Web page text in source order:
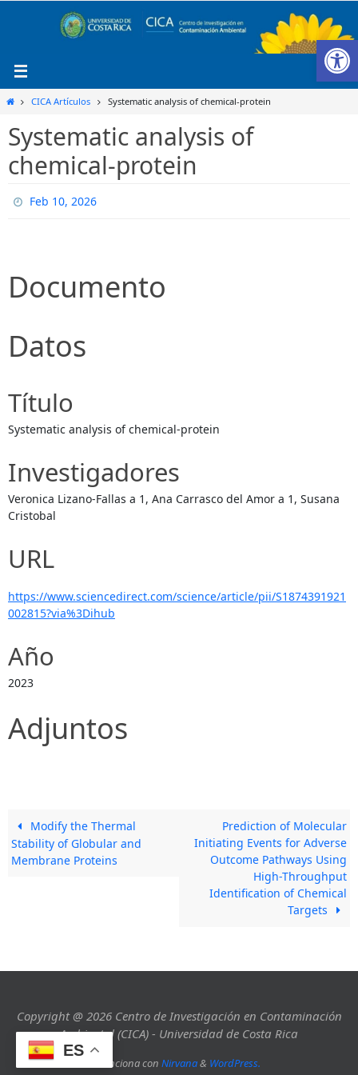
InicioCICA Artículos Systematic analysis of chemical-protein
Systematic analysis of
chemical-protein
Feb 10, 2026
Documento
Datos
Título
Systematic analysis of chemical-protein
Investigadores
Veronica Lizano-Fallas a 1, Ana Carrasco del Amor a 1, Susana
Cristobal
URL
https://www.sciencedirect.com/science/article/pii/S1874391921
002815?via%3Dihub
Año
2023
Adjuntos
Modify the Thermal
Stability of Globular and
Membrane Proteins
Prediction of Molecular
Initiating Events for Adverse
Outcome Pathways Using
High-Throughput
Identification of Chemical
Targets
Copyright @ 2026 Centro de Investigación en Contaminación
Ambiental (CICA) - Universidad de Costa Rica
Funciona con Nirvana& WordPress.
ES